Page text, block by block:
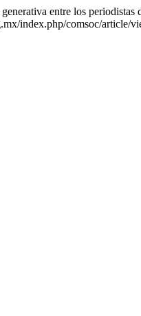
entre los periodistas
index.php/comsoc/article/